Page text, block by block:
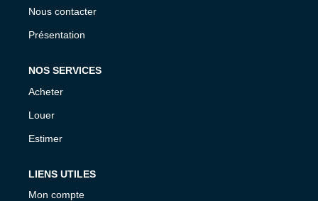
Nous contacter
Présentation
NOS SERVICES
Acheter
Louer
Estimer
LIENS UTILES
Mon compte